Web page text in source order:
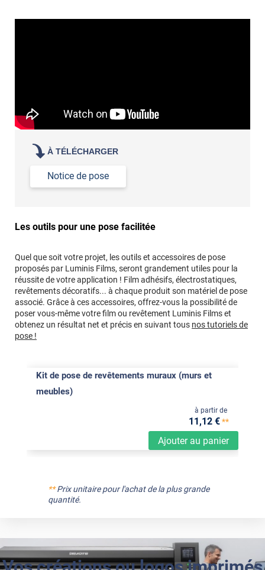
À TÉLÉCHARGER
Notice de pose
Les outils pour une pose facilitée
Quel que soit votre projet, les outils et accessoires de pose
proposés par Luminis Films, seront grandement utiles pour la
réussite de votre application ! Film adhésifs, électrostatiques,
revêtements décoratifs... à chaque produit son matériel de pose
associé. Grâce à ces accessoires, offrez-vous la possibilité de
poser vous-même votre film ou revêtement Luminis Films et
obtenez un résultat net et précis en suivant tous nos tutoriels de
pose !
Kit de pose de revêtements muraux (murs et
meubles)
Ajouter au panier
à partir de
11 ,12 €**
**Prix unitaire pour l'achat de la plus grande
quantité.